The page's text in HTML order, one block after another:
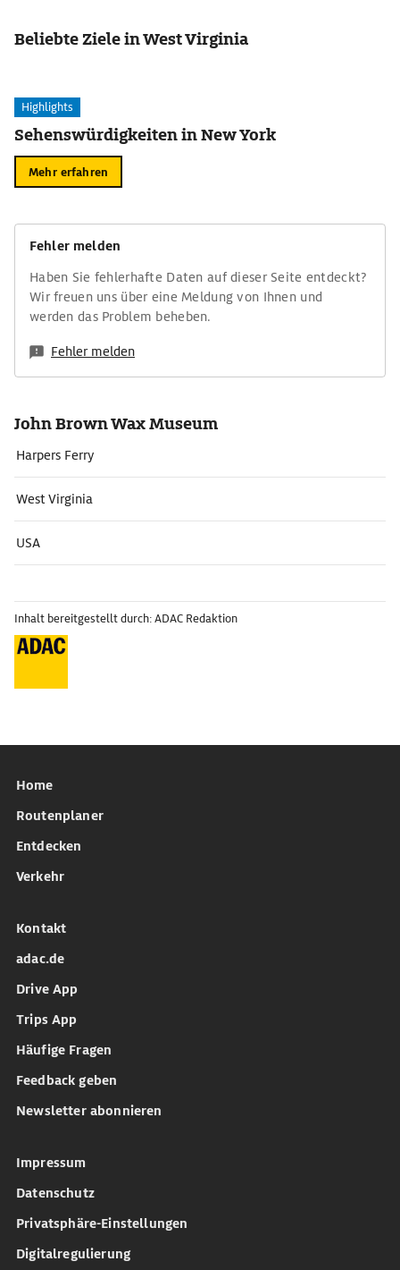
Beliebte Ziele in West Virginia
Highlights
Sehenswürdigkeiten in New York
Mehr erfahren
Fehler melden
Haben Sie fehlerhafte Daten auf dieser Seite entdeckt?
Wir freuen uns über eine Meldung von Ihnen und
werden das Problem beheben.
Fehler melden
John Brown Wax Museum
Harpers Ferry
West Virginia
USA
Inhalt bereitgestellt durch: ADAC Redaktion
Home
Routenplaner
Entdecken
Verkehr
Kontakt
adac.de
Drive App
Trips App
Häufige Fragen
Feedback geben
Newsletter abonnieren
Impressum
Datenschutz
Privatsphäre-Einstellungen
Digitalregulierung